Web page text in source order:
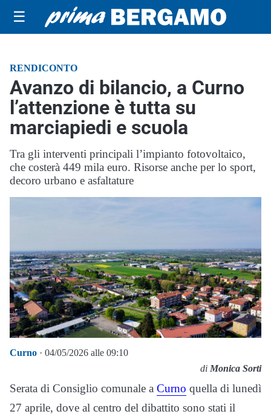
☰
RENDICONTO
Avanzo di bilancio, a Curno
l’attenzione è tutta su
marciapiedi e scuola
Tra gli interventi principali l’impianto fotovoltaico,
che costerà 449 mila euro. Risorse anche per lo sport,
decoro urbano e asfaltature
Curno · 04/05/2026 alle 09:10
di Monica Sorti
Serata di Consiglio comunale a Curno quella di lunedì
27 aprile, dove al centro del dibattito sono stati il